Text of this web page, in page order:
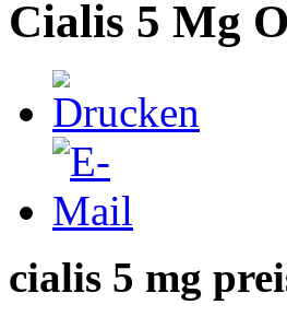
Cialis 5 Mg
cialis 5 mg